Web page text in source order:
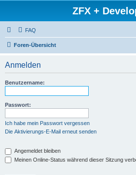
ZFX +
FAQ
Foren-Übersicht
Anmelden
Benutzername:
Passwort:
Ich habe mein Passwort vergessen
Die Aktivierungs-E-Mail erneut senden
Angemeldet bleiben
Meinen Online-Status während dieser Sitzung